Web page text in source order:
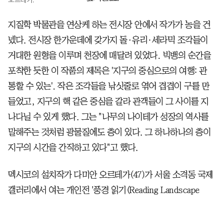
지질학 박물관을 연상케 하는 전시장 안에서 작가가 농을 건
넸다. 전시장 한가운데에 갖가지 돌·유리·세라믹 조각들이
거대한 원형을 이루며 천장에 매달려 있었다. 빅뱅의 순간을
포착한 듯한 이 작품의 제목은 '지구의 중심으로의 여행: 관
통할 수 있는'. 작은 조각들을 낚싯줄로 엮어 겹겹이 구를 만
들었고, 지구의 핵 같은 중심을 갈라 관객들이 그 사이를 지
나다닐 수 있게 했다. 그는 "나무의 나이테가 성장의 역사를
말해주는 것처럼 광물질에도 층이 있다. 그 하나하나의 층이
지구의 시간을 간직하고 있다"고 했다.
멕시코의 설치작가 다미안 오르테가(47)가 서울 소격동 국제
갤러리에서 여는 개인전 '풍경 읽기(Reading Landscape